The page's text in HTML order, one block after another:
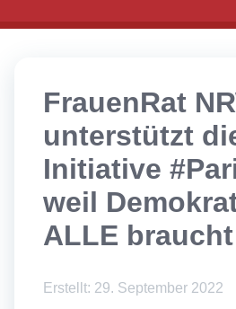
FrauenRat
unterstützt
Initiative
weil
ALLE
Erstellt: 29. September 2022